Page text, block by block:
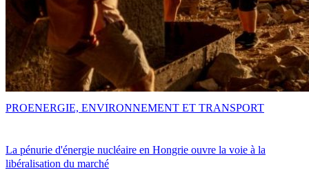
La pénurie d'énergie nucléaire en Hongrie ouvre la voie à la
libéralisation du marché
PROENERGIE, ENVIRONNEMENT ET TRANSPORT